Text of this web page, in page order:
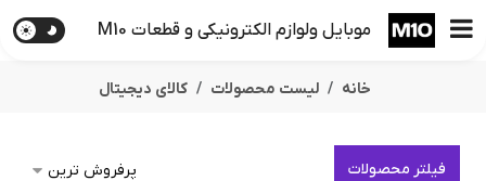
موبایل ولوازم الکترونیکی و قطعات M10
خانه لیست محصولات کالای دیجیتال
فیلتر محصولات